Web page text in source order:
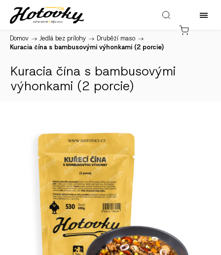
Domov / Jedlá bez prílohy / Druběží maso /
Kuracia čína s bambusovými výhonkami (2 porcie)
Kuracia čína s bambusovými
výhonkami (2 porcie)